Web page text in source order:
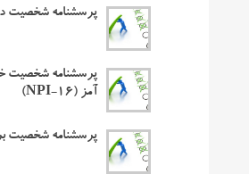
پرسشنامه شخصیت
پرسشنامه شخصیت
آمز (NPI-16)
پرسشنامه شخصیت